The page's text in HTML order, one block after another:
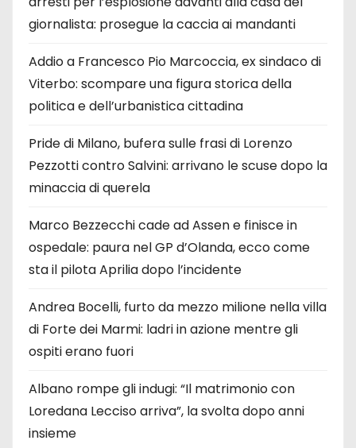
giornalista: prosegue la caccia ai mandanti
Addio a Francesco Pio Marcoccia, ex sindaco di
Viterbo: scompare una figura storica della
politica e dell’urbanistica cittadina
Pride di Milano, bufera sulle frasi di Lorenzo
Pezzotti contro Salvini: arrivano le scuse dopo la
minaccia di querela
Marco Bezzecchi cade ad Assen e finisce in
ospedale: paura nel GP d’Olanda, ecco come
sta il pilota Aprilia dopo l’incidente
Andrea Bocelli, furto da mezzo milione nella villa
di Forte dei Marmi: ladri in azione mentre gli
ospiti erano fuori
Albano rompe gli indugi: “Il matrimonio con
Loredana Lecciso arriva”, la svolta dopo anni
insieme